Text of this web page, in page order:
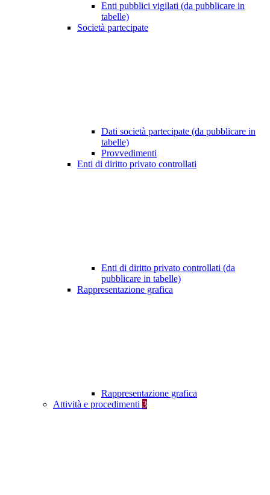
Enti pubblici vigilati (da pubblicare in
tabelle)
Società partecipate
Dati società partecipate (da pubblicare in
tabelle)
Provvedimenti
Enti di diritto privato controllati
Enti di diritto privato controllati (da
pubblicare in tabelle)
Rappresentazione grafica
Rappresentazione grafica
Attività e procedimenti 3